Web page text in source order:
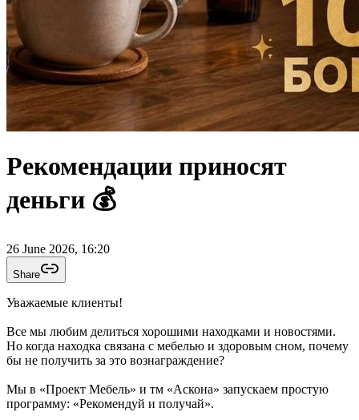
Рекомендации приносят
деньги 💰
26 June 2026, 16:20
Share
Уважаемые клиенты!
Все мы любим делиться хорошими находками и новостями.
Но когда находка связана с мебелью и здоровым сном, почему
бы не получить за это вознаграждение?
Мы в «Проект Мебель» и тм «Аскона» запускаем простую
программу: «Рекомендуй и получай».